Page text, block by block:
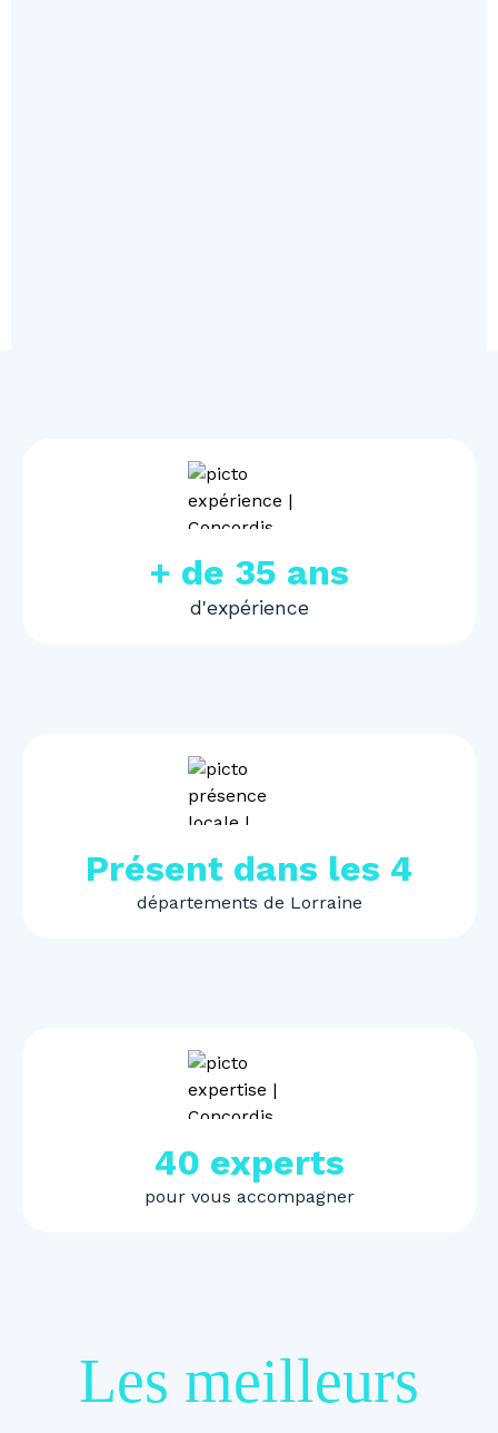
+ de 35 ans
d'expérience
Présent dans les 4
départements de Lorraine
40 experts
pour vous accompagner
Les meilleurs